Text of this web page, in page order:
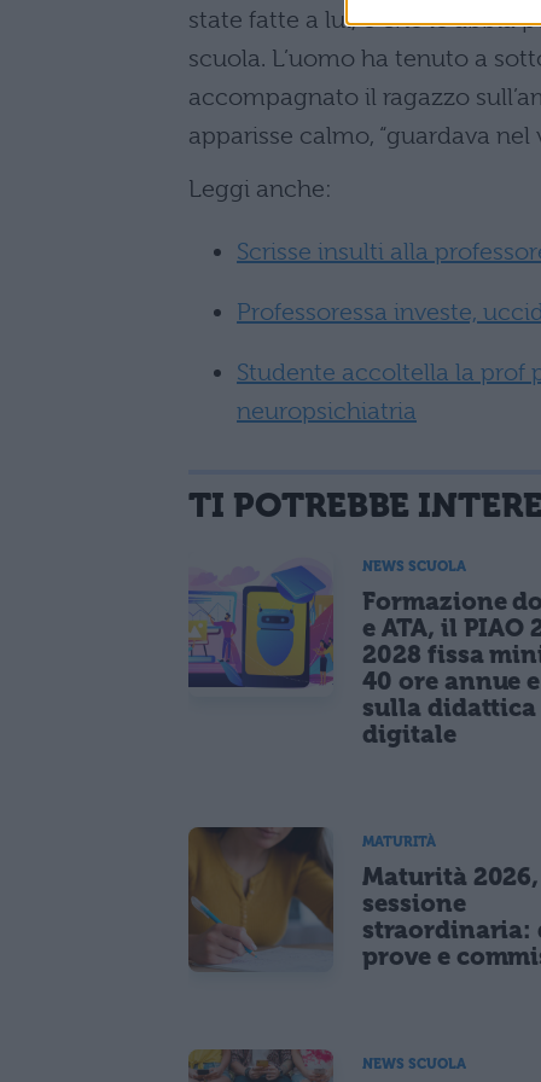
state fatte a lui, e che le abbia
scuola. L’uomo ha tenuto a
accompagnato il ragazzo
apparisse calmo, “guardava nel
Leggi anche:
Scrisse insulti alla
Professoressa investe,
Studente accoltella la prof
neuropsichiatria
TI POTREBBE
NEWS SCUOLA
Formazione
e ATA, il PIAO
2028 fissa
40 ore annue
sulla didattica
digitale
MATURITÀ
Maturità 2026,
sessione
straordinaria:
prove e
NEWS SCUOLA